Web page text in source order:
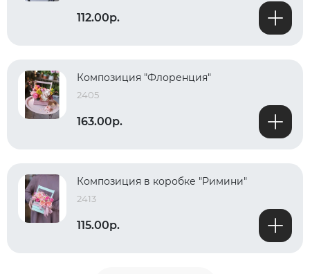
112.00р.
Композиция "Флоренция"
2405
163.00р.
Композиция в коробке "Римини"
2413
115.00р.